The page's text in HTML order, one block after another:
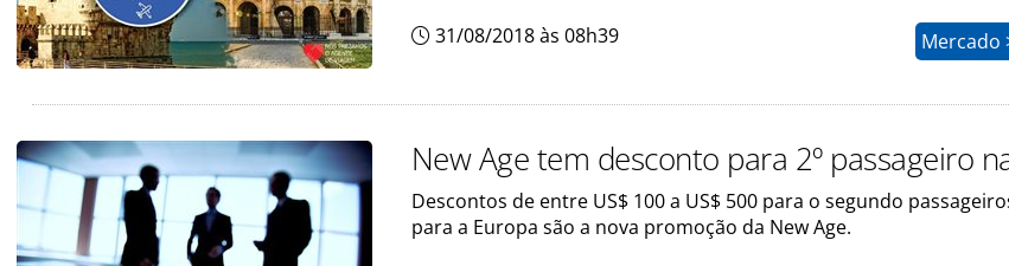
31/08/2018 às 08h39 Mercado
New Age tem desconto para 2º passageiro
Descontos de entre US$ 100 a US$ 500 para o segundo
para a Europa são a nova promoção da New Age.